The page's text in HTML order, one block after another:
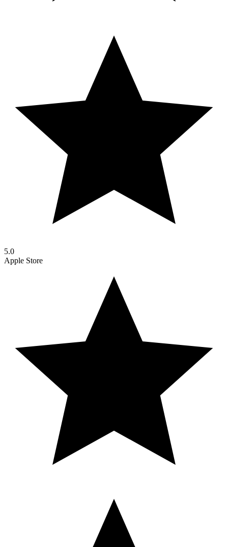
5.0
Apple Store